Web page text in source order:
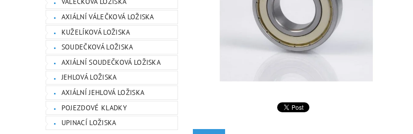
AXIÁLNÍ VÁLEČKOVÁ LOŽISKA
KUŽELÍKOVÁ LOŽISKA
SOUDEČKOVÁ LOŽISKA
AXIÁLNÍ SOUDEČKOVÁ LOŽISKA
JEHLOVÁ LOŽISKA
AXIÁLNÍ JEHLOVÁ LOŽISKA
POJEZDOVÉ KLADKY
UPINACÍ LOŽISKA